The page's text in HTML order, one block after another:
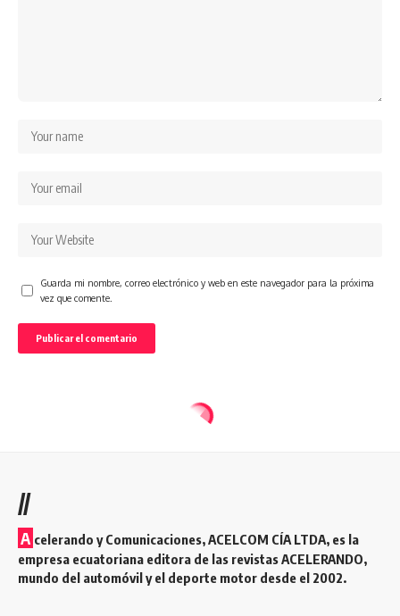
Guarda mi nombre, correo electrónico y web en este navegador para la próxima
vez que comente.
//
A celerando y Comunicaciones, ACELCOM CÍA LTDA, es la
empresa ecuatoriana editora de las revistas ACELERANDO,
mundo del automóvil y el deporte motor desde el 2002.